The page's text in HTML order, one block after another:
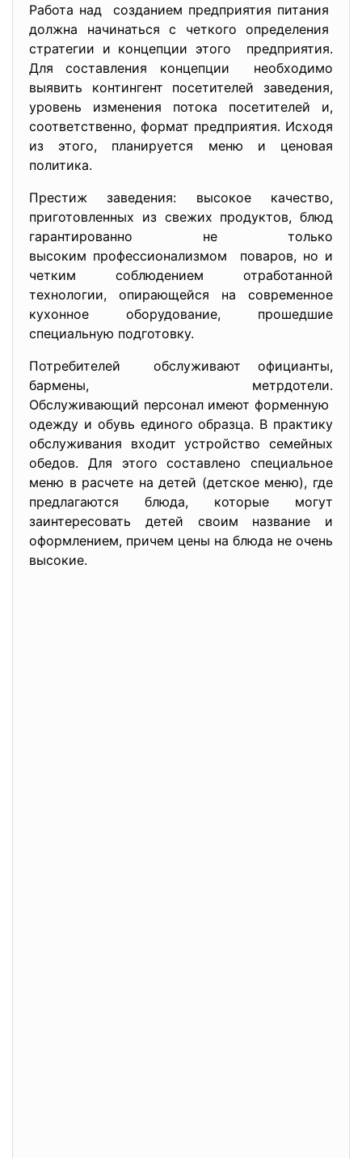
Работа над созданием предприятия питания
должна начинаться с четкого определения
стратегии и концепции этого предприятия.
Для составления концепции необходимо
выявить контингент посетителей заведения,
уровень изменения потока посетителей и,
соответственно, формат предприятия. Исходя
из этого, планируется меню и ценовая
политика.
Престиж заведения: высокое качество,
приготовленных из свежих продуктов, блюд
гарантированно не только
высоким профессионализмом поваров, но и
четким соблюдением отработанной
технологии, опирающейся на современное
кухонное оборудование, прошедшие
специальную подготовку.
Потребителей обслуживают официанты,
бармены, метрдотели.
Обслуживающий персонал имеют форменную
одежду и обувь единого образца. В практику
обслуживания входит устройство семейных
обедов. Для этого составлено специальное
меню в расчете на детей (детское меню), где
предлагаются блюда, которые могут
заинтересовать детей своим название и
оформлением, причем цены на блюда не очень
высокие.